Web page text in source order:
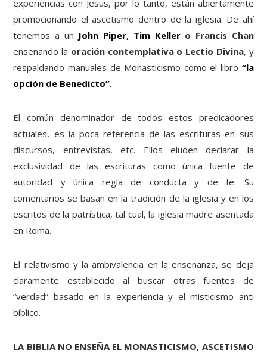
experiencias con Jesus, por lo tanto, están abiertamente
promocionando el ascetismo dentro de la iglesia. De ahí
tenemos a un John Piper, Tim Kellero Francis Chan
enseñando la oración contemplativa o Lectio Divina, y
respaldando manuales de Monasticismo como el libro “la
opción de Benedicto”.
El común denominador de todos estos predicadores
actuales, es la poca referencia de las escrituras en sus
discursos, entrevistas, etc. Ellos eluden declarar la
exclusividad de las escrituras como única fuente de
autoridad y única regla de conducta y de fe. Su
comentarios se basan en la tradición de la iglesia y en los
escritos de la patrística, tal cual, la iglesia madre asentada
en Roma.
El relativismo y la ambivalencia en la enseñanza, se deja
claramente establecido al buscar otras fuentes de
“verdad” basado en la experiencia y el misticismo anti
bíblico.
LA BIBLIA NO ENSEÑA EL MONASTICISMO, ASCETISMO